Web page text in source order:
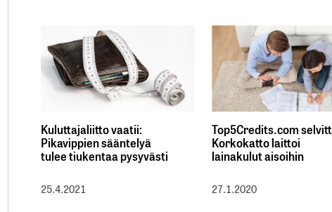
Kuluttajaliitto vaatii:
Pikavippien sääntelyä
tulee tiukentaa pysyvästi
25.4.2021
Top5Credits.com
Korkokatto laittoi
lainakulut aisoihin
27.1.2020